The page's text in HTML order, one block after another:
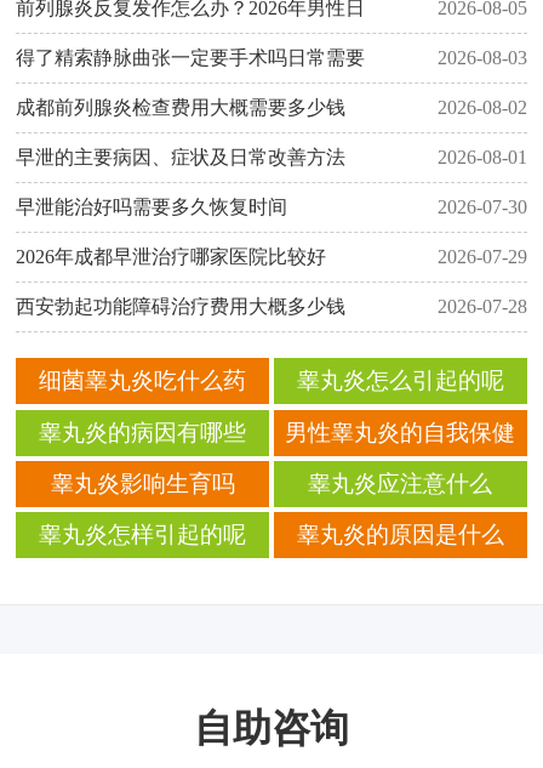
前列腺炎反复发作怎么办？2026年男性日 2026-08-05
得了精索静脉曲张一定要手术吗日常需要 2026-08-03
成都前列腺炎检查费用大概需要多少钱 2026-08-02
早泄的主要病因、症状及日常改善方法 2026-08-01
早泄能治好吗需要多久恢复时间 2026-07-30
2026年成都早泄治疗哪家医院比较好 2026-07-29
西安勃起功能障碍治疗费用大概多少钱 2026-07-28
细菌睾丸炎吃什么药 睾丸炎怎么引起的呢
睾丸炎的病因有哪些
男性睾丸炎的自我保健
方法
睾丸炎影响生育吗 睾丸炎应注意什么
睾丸炎怎样引起的呢
睾丸炎的原因是什么
自助咨询